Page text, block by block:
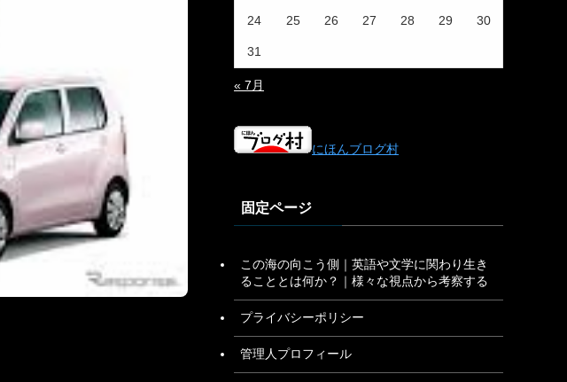
24 25 26 27 28 29 30
31
« 7月
にほんブログ村
固定ページ
この海の向こう側｜英語や文学に関わり生き
ることとは何か？｜様々な視点から考察する
プライバシーポリシー
管理人プロフィール